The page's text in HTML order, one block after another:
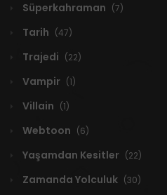
Süperkahraman (7)
Tarih (47)
Trajedi (22)
Vampir (1)
Villain (1)
Webtoon (6)
Yaşamdan Kesitler (22)
Zamanda Yolculuk (30)